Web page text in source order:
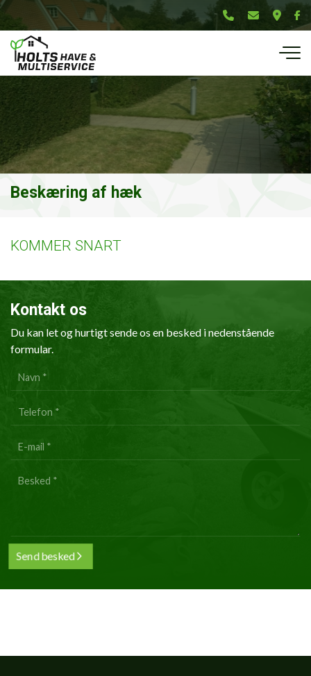
Gå
hovedindhold
Beskæring af hæk
KOMMER SNART
Kontakt os
Du kan let og hurtigt sende os en besked i nedenstående
formular.
Personlig